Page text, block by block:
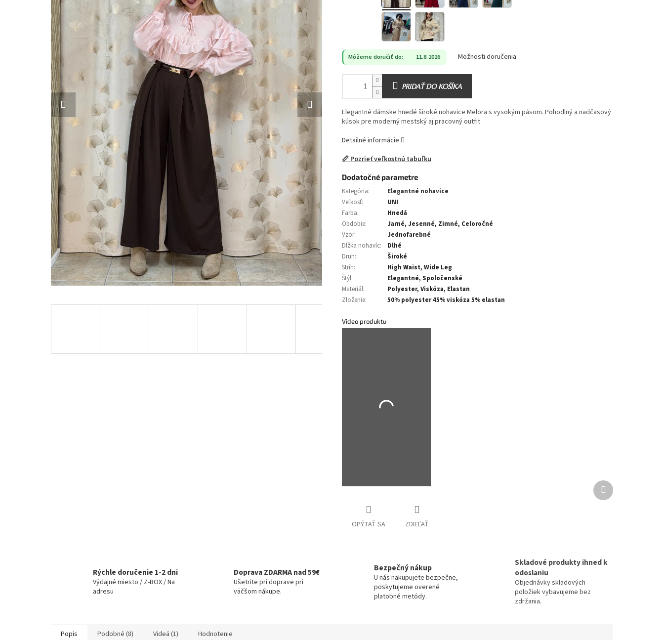
Môžeme doručiť do: 11.8.2026 Možnosti doručenia
PRIDAŤ DO KOŠÍKA
Elegantné dámske hnedé široké nohavice Melora s vysokým pásom. Pohodlný a nadčasový
kúsok pre moderný mestský aj pracovný outfit
Detailné informácie
📏 Pozrieť veľkostnú tabuľku
Dodatočné parametre
Kategória:
Elegantné nohavice
Veľkosť:
UNI
Farba:
Hnedá
Obdobie:
Jarné, Jesenné, Zimné, Celoročné
Vzor:
Jednofarebné
Dĺžka nohavíc:
Dlhé
Druh:
Široké
Strih:
High Waist, Wide Leg
Štýl:
Elegantné, Spoločenské
Materiál:
Polyester, Viskóza, Elastan
Zloženie: 50% polyester 45% viskóza 5% elastan
Video produktu
OPÝTAŤ SA ZDIEĽAŤ
Rýchle doručenie 1-2 dni
Výdajné miesto / Z-BOX / Na
adresu
Doprava ZDARMA nad 59€
Ušetrite pri doprave pri
väčšom nákupe.
Bezpečný nákup
U nás nakupujete bezpečne,
poskytujeme overené
platobné metódy.
Skladové produkty ihneď k
odoslaniu
Objednávky skladových
položiek vybavujeme bez
zdržania.
Ďalší
produkt
Popis Podobné (8) Videá (1) Hodnotenie